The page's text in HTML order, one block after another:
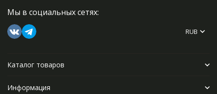
Мы в социальных сетях:
RUB
Каталог товаров
Информация